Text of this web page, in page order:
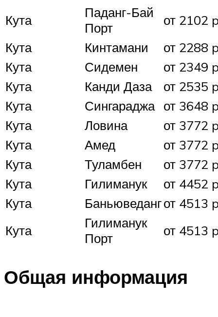
Кута
Паданг-Бай
Порт
от 2102
Кута
Кинтамани
от 2288
Кута
Сидемен
от 2349
Кута
Канди Даза
от 2535
Кута
Сингараджа от 3648
Кута
Ловина
от 3772
Кута
Амед
от 3772
Кута
Туламбен
от 3772
Кута
Гилиманук
от 4452
Кута
Баньюведангот 4513
Кута
Гилиманук
Порт
от 4513
Общая информация